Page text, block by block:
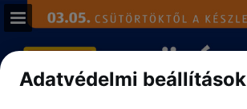
aldi.hu
Adatvédelmi beállítások